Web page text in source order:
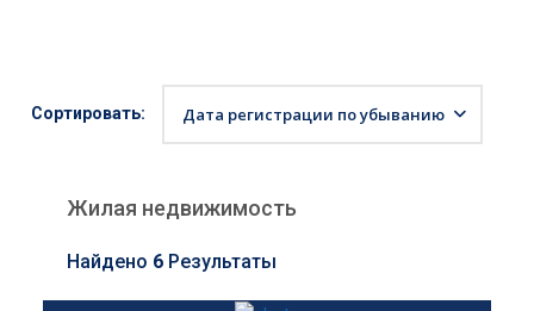
Сортировать: Дата регистрации по убыванию
Жилая недвижимость
Найдено 6 Результаты